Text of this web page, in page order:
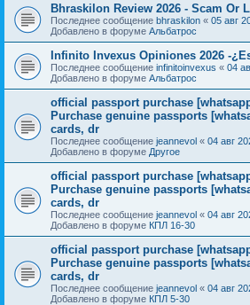
Bhraskilon Review 2026 - Scam Or
Последнее сообщение bhraskilon « 05 авг
Добавлено в форуме Альбатрос
Infinito Invexus Opiniones 2026 -
Последнее сообщение infinitoinvexus « 04
Добавлено в форуме Альбатрос
official passport purchase
Purchase genuine passports
cards, dr
Последнее сообщение jeannevol « 04 авг
Добавлено в форуме Другое
official passport purchase
Purchase genuine passports
cards, dr
Последнее сообщение jeannevol « 04 авг
Добавлено в форуме КПЛ 16-30
official passport purchase
Purchase genuine passports
cards, dr
Последнее сообщение jeannevol « 04 авг
Добавлено в форуме КПЛ 5-30